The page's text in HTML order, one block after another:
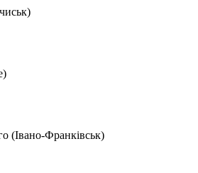
(Івано-Франківськ)